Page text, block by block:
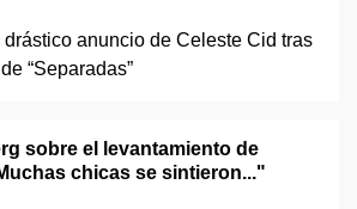
sobre el levantamiento de
chicas se sintieron..."